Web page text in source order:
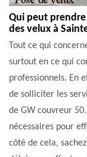
Qui peut
des velux à
Tout ce qui
surtout en ce qui
professionnels. En
de solliciter les
de GW couvreur
nécessaires pour
côté de cela,